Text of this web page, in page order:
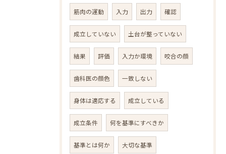
筋肉の運動 入力 出力 確認
成立していない 土台が整っていない
結果 評価 入力か環境 咬合の顔
歯科医の顔色 一致しない
身体は適応する 成立している
成立条件 何を基準にすべきか
基準とは何か 大切な基準